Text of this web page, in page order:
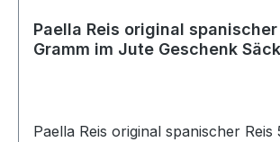
Paella Reis original
Gramm im Jute Geschenk
Paella Reis original spanischer Reis